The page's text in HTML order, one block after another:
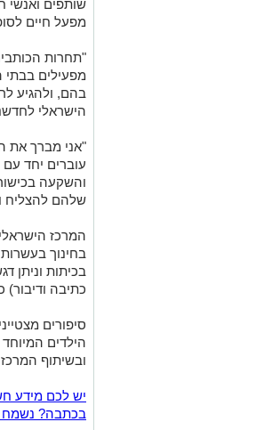
שותפים ואנשי
מפעל חיים
"תחרות
מפעילים בבתי
בהם, ולהגיע
הישראלי
"אני מברך את
עוברים יחד עם
והשקעה
שלהם להצליח
המרכז
בחינוך
בכיתות וניתן
כתיבה ודיבור)
סיפורים
הילדים
ובשיתוף
יש לכם מידע
בכתבה? נשמח